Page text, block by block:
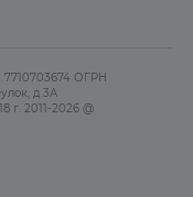
ОГРН
д.3А
г. 2011-2026 @